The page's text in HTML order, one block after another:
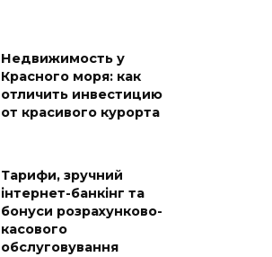
Недвижимость у
Красного моря: как
отличить инвестицию
от красивого курорта
Тарифи, зручний
інтернет-банкінг та
бонуси розрахунково-
касового
обслуговування